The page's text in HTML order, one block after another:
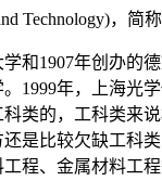
and Technology)
和1907年创办的
1999年，上海
类的，工科类来
是比较欠缺工科
程、金属材料工